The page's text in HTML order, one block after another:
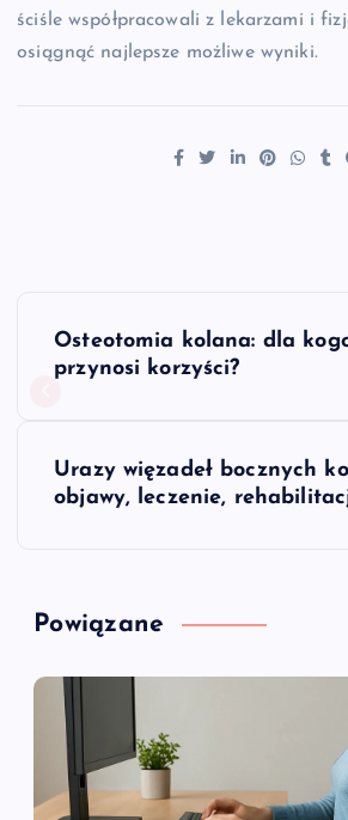
ściśle współpracowali z lekarzami i
osiągnąć najlepsze możliwe wyniki.
a
c
Osteotomia kolana: dla
przynosi korzyści?
Urazy więzadeł bocznych
objawy, leczenie,
Powiązane